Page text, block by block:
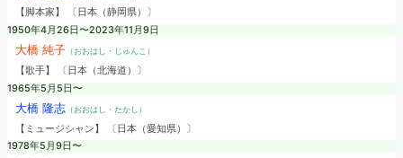
【脚本家】 〔日本（静岡県）〕
1950年4月26日〜2023年11月9日
大橋 純子（おおはし・じゅんこ）
【歌手】 〔日本（北海道）〕
1965年5月5日〜
大橋 隆志（おおはし・たかし）
【ミュージシャン】 〔日本（愛知県）〕
1978年5月9日〜